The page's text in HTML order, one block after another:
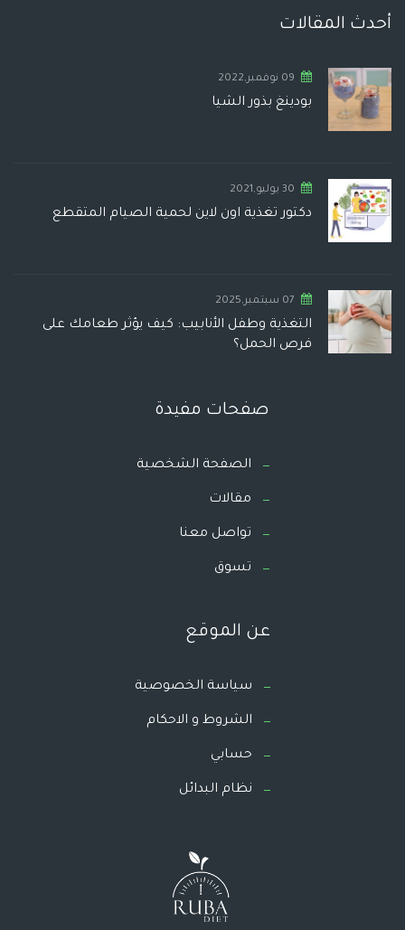
أحدث المقالات
09 نوفمبر,2022
بودينغ بذور الشيا
30 يوليو,2021
دكتور تغذية اون لاين لحمية الصيام المتقطع
07 سبتمبر,2025
التغذية وطفل الأنابيب: كيف يؤثر طعامك على
فرص الحمل؟
صفحات مفيدة
الصفحة الشخصية
مقالات
تواصل معنا
تسوق
عن الموقع
سياسة الخصوصية
الشروط و الاحكام
حسابي
نظام البدائل